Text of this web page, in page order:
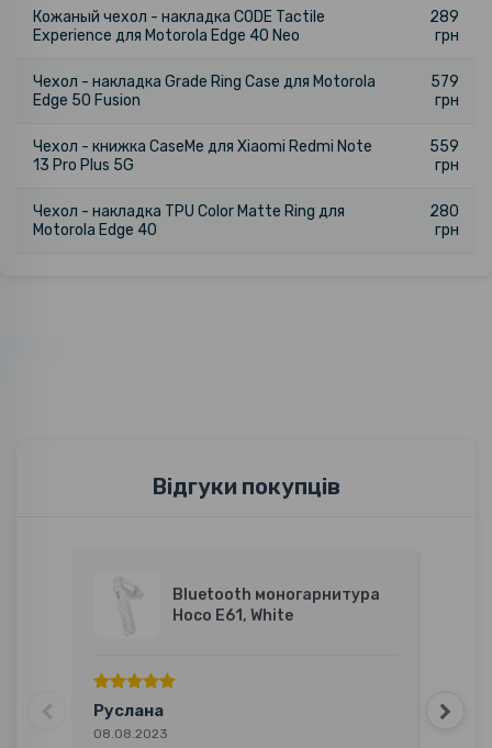
Кожаный чехол - накладка CODE Tactile
Experience для Motorola Edge 40 Neo
289
грн
Чехол - накладка Grade Ring Case для Motorola
Edge 50 Fusion
579
грн
Чехол - книжка CaseMe для Xiaomi Redmi Note
13 Pro Plus 5G
559
грн
Чехол - накладка TPU Color Matte Ring для
Motorola Edge 40
280
грн
Відгуки покупців
Bluetooth моногарнитура
Hoco E61, White
Руслана
08.08.2023